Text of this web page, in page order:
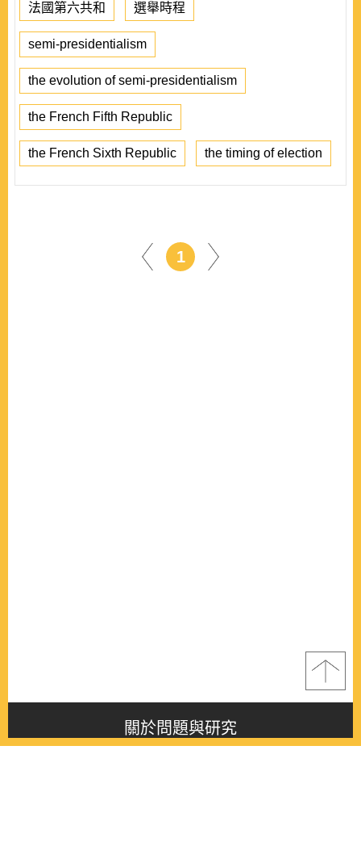
法國第六共和 選舉時程
semi-presidentialism
the evolution of semi-presidentialism
the French Fifth Republic
the French Sixth Republic the timing of election
1
關於問題與研究
About this journal